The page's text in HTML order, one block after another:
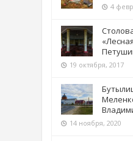
4
19 октября, 2017
14 ноября, 2020